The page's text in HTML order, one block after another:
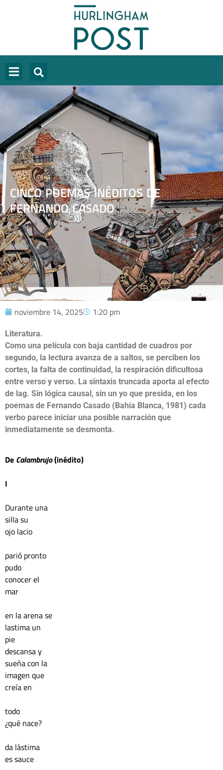
CINCO POEMAS INÉDITOS DE
FERNANDO CASADO
noviembre 14, 2025 1:20 pm
Literatura.
Como una película con baja cantidad de cuadros por
segundo, la lectura avanza de a saltos, se perciben los
cortes, la falta de continuidad, la respiración dificultosa
entre verso y verso. La sintaxis truncada aporta al efecto
de lag. Sin lógica causal, sin un yo que presida, en los
poemas de Fernando Casado (Bahía Blanca, 1981) cada
verbo parece iniciar una posible narración que
inmediatamente se desmonta.
De Calambrujo (inédito)
I
Durante una
silla su
ojo lacio
parió pronto
pudo
conocer el
mar
en la arena se
lastima un
pie
descansa y
sueña con la
imagen que
creía en
todo
¿qué nace?
da lástima
es sauce